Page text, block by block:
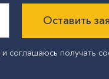
Оставить
и соглашаюсь получать